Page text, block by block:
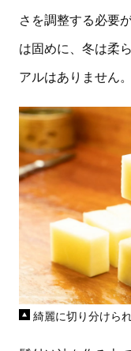
さを調整する必要
は固めに、冬は柔
アルはありません
綺麗に切り分けら